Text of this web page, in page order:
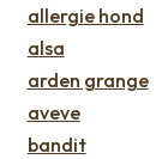
allergie hond
alsa
arden grange
aveve
bandit